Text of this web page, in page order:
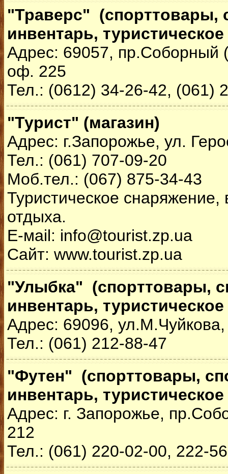
"Траверс" (спорттовары,
инвентарь,
Адрес: 69057, пр.Соборный
оф. 225
Тел.: (0612) 34-26-42, (061)
"Турист" (магазин)
Адрес: г.Запорожье, ул.
Тел.: (061) 707-09-20
Моб.тел.: (067) 875-34-43
Туристическое снаряжение,
отдыха.
Е-мail: info@tourist.zp.ua
Сайт: www.tourist.zp.ua
"Улыбка" (спорттовары,
инвентарь,
Адрес: 69096,
Тел.: (061) 212-88-47
"Футен" (спорттовары,
инвентарь,
Адрес: г. Запорожье,
212
Тел.: (061) 220-02-00, 222-